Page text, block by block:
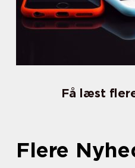
Få læst
Flere